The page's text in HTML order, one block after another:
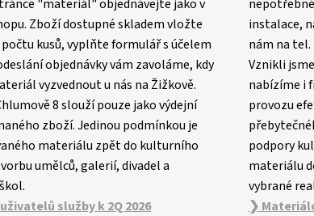
"materiál" objednávejte jako v
Zboží dostupné skladem vložte
počtu kusů, vyplňte formulář s účelem
objednávky vám zavoláme, kdy
vyzvednout u nás na Žižkově.
8 slouží pouze jako výdejní
zboží. Jedinou podmínkou je
materiálu zpět do kulturního
umělců, galerií, divadel a
služby k 2Q 2026
instalace,
nám na tel.
Vznikli
nabízíme i
provozu
podpory
materiálu
vybrané
❯